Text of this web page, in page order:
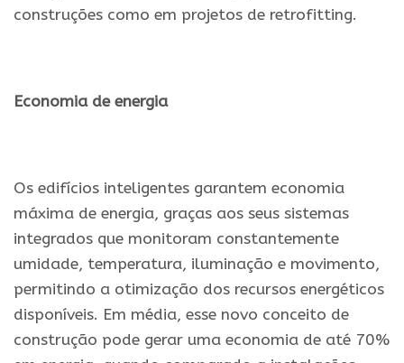
construções como em projetos de retrofitting.
Economia de energia
Os edifícios inteligentes garantem economia
máxima de energia, graças aos seus sistemas
integrados que monitoram constantemente
umidade, temperatura, iluminação e movimento,
permitindo a otimização dos recursos energéticos
disponíveis. Em média, esse novo conceito de
construção pode gerar uma economia de até 70%